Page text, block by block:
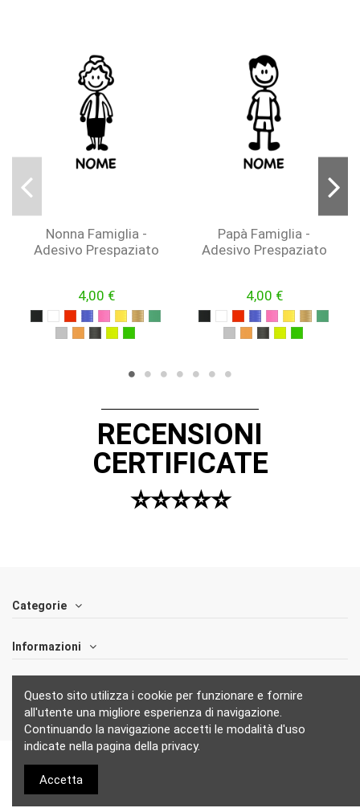
Nonna Famiglia -
Adesivo Prespaziato
4,00 €
NEROBIANCO
ROSSO
BLUFUCSIA
GIALLO
OROVERDE
ARGENTO
ARANCIONE
NERO OPACO
GIALLO FLUO
VERDE FLUO
Papà Famiglia -
Adesivo Prespaziato
4,00 €
NEROBIANCO
ROSSO
BLUFUCSIA
GIALLO
OROVERDE
ARGENTO
ARANCIONE
NERO OPACO
GIALLO FLUO
VERDE
RECENSIONI
CERTIFICATE
⭐️⭐️⭐️⭐️⭐️
Categorie
Informazioni
Questo sito utilizza i cookie per funzionare e fornire
all'utente una migliore esperienza di navigazione.
Continuando la navigazione accetti le modalità d'uso
indicate nella pagina della privacy.
Accetta